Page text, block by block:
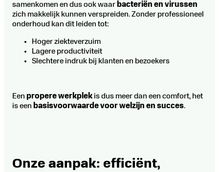
samenkomen en dus ook waar bacteriën en virussen
zich makkelijk kunnen verspreiden. Zonder professioneel
onderhoud kan dit leiden tot:
Hoger ziekteverzuim
Lagere productiviteit
Slechtere indruk bij klanten en bezoekers
Eenpropere werkplek is dus meer dan een comfort, het
is een basisvoorwaarde voor welzijn en succes.
Onze aanpak: efficiënt,